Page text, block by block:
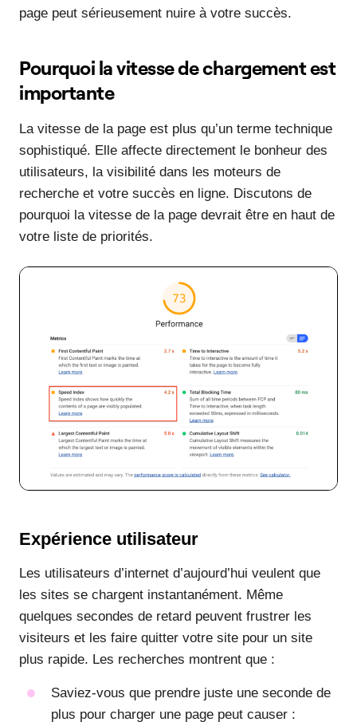
page peut sérieusement nuire à votre succès.
Pourquoi la vitesse de chargement est
importante
La vitesse de la page est plus qu’un terme technique
sophistiqué. Elle affecte directement le bonheur des
utilisateurs, la visibilité dans les moteurs de
recherche et votre succès en ligne. Discutons de
pourquoi la vitesse de la page devrait être en haut de
votre liste de priorités.
Expérience utilisateur
Les utilisateurs d’internet d’aujourd’hui veulent que
les sites se chargent instantanément. Même
quelques secondes de retard peuvent frustrer les
visiteurs et les faire quitter votre site pour un site
plus rapide. Les recherches montrent que :
Saviez-vous que prendre juste une seconde de
plus pour charger une page peut causer :